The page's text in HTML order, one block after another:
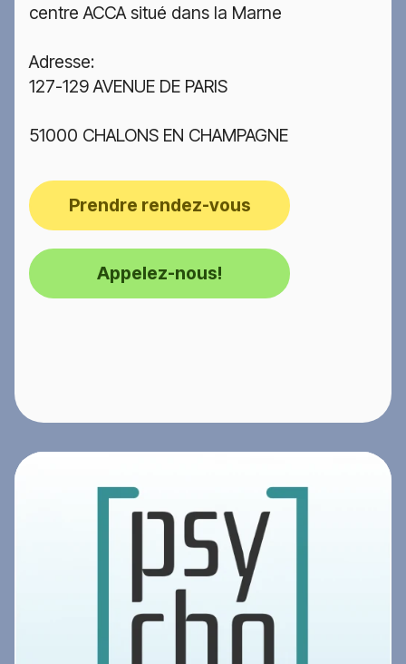
centre ACCA situé dans la Marne
Adresse:
127-129 AVENUE DE PARIS
51000 CHALONS EN CHAMPAGNE
Prendre rendez-vous
Appelez-nous!